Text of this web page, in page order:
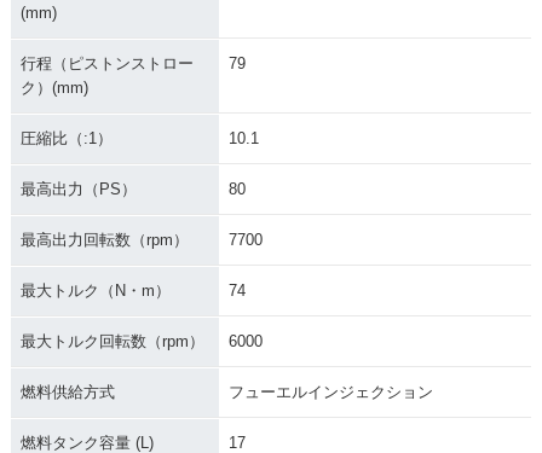
(mm)
行程（ピストンストロー
ク）(mm)
79
圧縮比（:1） 10.1
最高出力（PS） 80
最高出力回転数（rpm） 7700
最大トルク（N・m） 74
最大トルク回転数（rpm） 6000
燃料供給方式 フューエルインジェクション
燃料タンク容量 (L) 17